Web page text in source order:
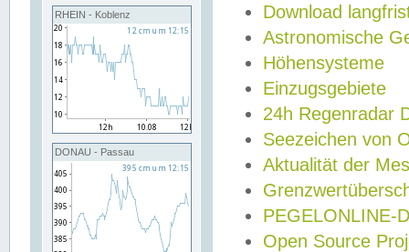
RHEIN - Koblenz
DONAU - Passau
Download
Astronomische
Höhensysteme
Einzugsgebiete
24h Regenradar
Seezeichen von
Aktualität der
PEGELONLINE-
Open Source